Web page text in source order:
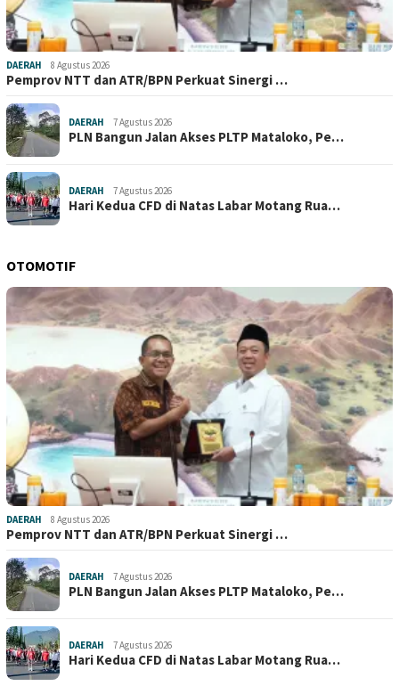
DAERAH 8 Agustus 2026
Pemprov NTT dan ATR/BPN Perkuat Sinergi …
DAERAH 7 Agustus 2026
PLN Bangun Jalan Akses PLTP Mataloko, Pe…
DAERAH 7 Agustus 2026
Hari Kedua CFD di Natas Labar Motang Rua…
OTOMOTIF
DAERAH 8 Agustus 2026
Pemprov NTT dan ATR/BPN Perkuat Sinergi …
DAERAH 7 Agustus 2026
PLN Bangun Jalan Akses PLTP Mataloko, Pe…
DAERAH 7 Agustus 2026
Hari Kedua CFD di Natas Labar Motang Rua…